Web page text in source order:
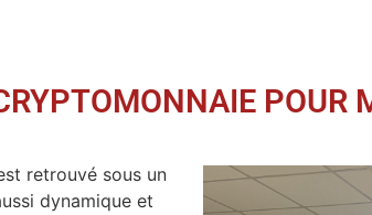
POUR
retrouvé sous un
dynamique et